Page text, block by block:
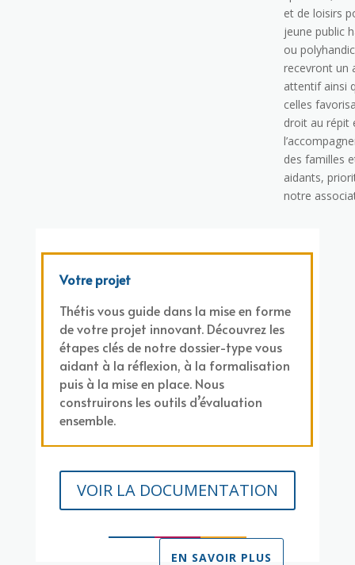
et de loisirs
jeune public
ou
recevront un
attentif ainsi
celles
droit au répit
des familles
aidants,
notre
Votre projet
Thétis vous guide dans la mise en forme
de votre projet innovant. Découvrez les
étapes clés de notre dossier-type vous
aidant à la réflexion, à la formalisation
puis à la mise en place. Nous
construirons les outils d’évaluation
ensemble.
VOIR LA DOCUMENTATION
EN SAVOIR PLUS